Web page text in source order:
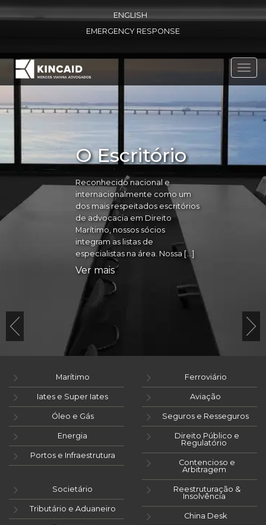
ENGLISH
EMERGENCY RESPONSE
O Escritório
Reconhecido nacional e
internacionalmente como um
dos mais respeitados escritórios
de advocacia em Direito
Marítimo, nossos sócios
integram as listas de
especialistas na área. Nossa […]
Ver mais
Marítimo
Iates e Super Iates
Óleo e Gás
Energia
Portos e Infraestrutura
Ferroviário
Aviação
Seguros e Resseguros
Direito Público e
Regulatório
Contencioso e
Arbitragem
Societário
Tributário e Aduaneiro
Reestruturação &
Insolvência
China Desk